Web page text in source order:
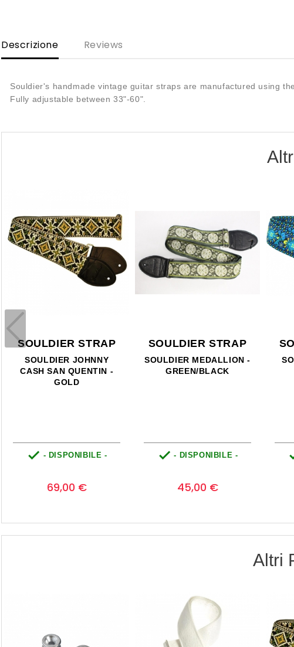
Descrizione Reviews
Souldier's handmade vintage guitar straps are manufactured using
Fully adjustable between 33"-60".
SOULDIER STRAP
SOULDIER JOHNNY
CASH SAN QUENTIN -
GOLD
 - DISPONIBILE -
69,00 €
SOULDIER STRAP
SOULDIER MEDALLION -
GREEN/BLACK
 - DISPONIBILE -
45,00 €
Altri